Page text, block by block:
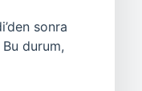
sonra
durum,